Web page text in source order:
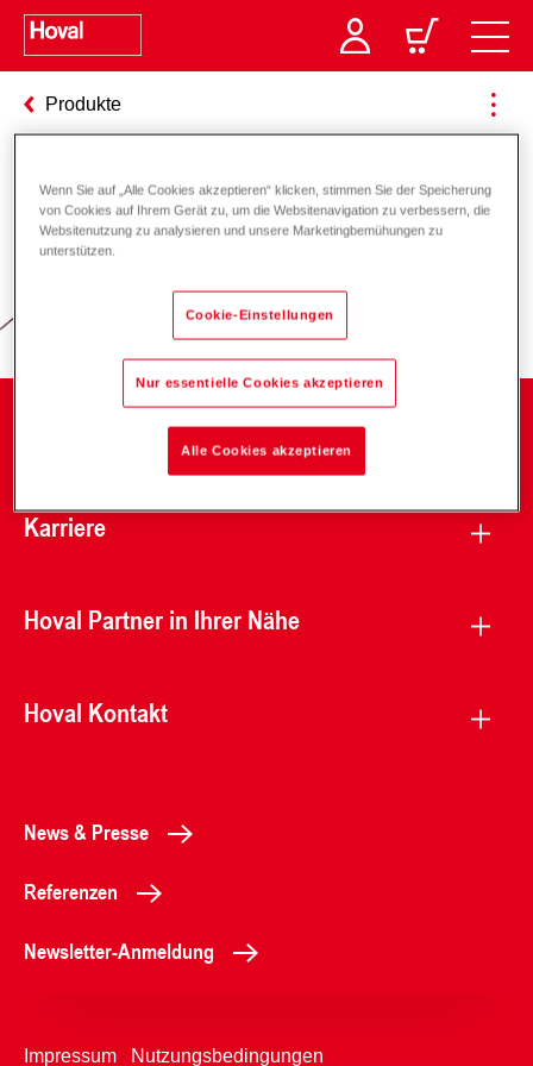
Produkte
Verantwortung für Energie und
Karriere
Hoval Partner in Ihrer Nähe
Hoval Kontakt
News & Presse
Referenzen
Newsletter-Anmeldung
Impressum Nutzungsbedingungen
Wenn Sie auf „Alle Cookies akzeptieren“ klicken, stimmen Sie der Speicherung
von Cookies auf Ihrem Gerät zu, um die Websitenavigation zu verbessern, die
Websitenutzung zu analysieren und unsere Marketingbemühungen zu
unterstützen.
Cookie-Einstellungen
Nur essentielle Cookies akzeptieren
Alle Cookies akzeptieren